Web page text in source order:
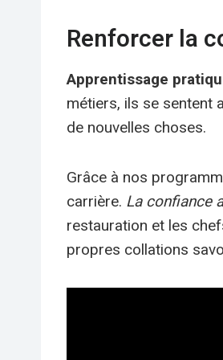
Renforcer la
Apprentissage
métiers, ils se sentent
de nouvelles choses.
Grâce à nos
carrière. La confiance
restauration et les
propres collations